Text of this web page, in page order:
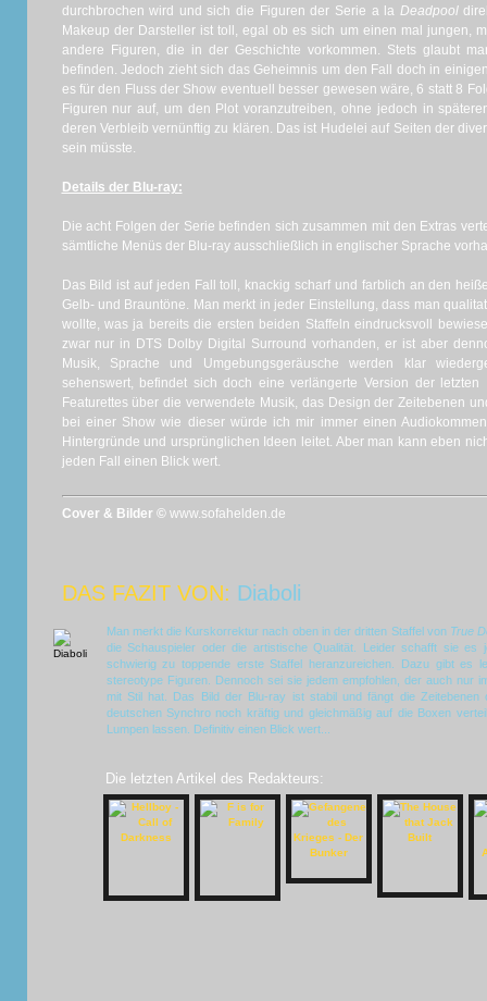
durchbrochen wird und sich die Figuren der Serie a la Deadpool
Makeup der Darsteller ist toll, egal ob es sich um einen mal jungen,
andere Figuren, die in der Geschichte vorkommen. Stets glaubt
befinden. Jedoch zieht sich das Geheimnis um den Fall doch in
es für den Fluss der Show eventuell besser gewesen wäre, 6 statt 8
Figuren nur auf, um den Plot voranzutreiben, ohne jedoch in
deren Verbleib vernünftig zu klären. Das ist Hudelei auf Seiten der
sein müsste.
Details der Blu-ray:
Die acht Folgen der Serie befinden sich zusammen mit den Extras
sämtliche Menüs der Blu-ray ausschließlich in englischer Sprache
Das Bild ist auf jeden Fall toll, knackig scharf und farblich an den
Gelb- und Brauntöne. Man merkt in jeder Einstellung, dass man
wollte, was ja bereits die ersten beiden Staffeln eindrucksvoll
zwar nur in DTS Dolby Digital Surround vorhanden, er ist aber
Musik, Sprache und Umgebungsgeräusche werden klar
sehenswert, befindet sich doch eine verlängerte Version der
Featurettes über die verwendete Musik, das Design der Zeitebenen
bei einer Show wie dieser würde ich mir immer einen
Hintergründe und ursprünglichen Ideen leitet. Aber man kann eben
jeden Fall einen Blick wert.
Cover & Bilder © www.sofahelden.de
DAS FAZIT VON: Diaboli
Man merkt die Kurskorrektur nach oben in der dritten Staffel von True
die Schauspieler oder die artistische Qualität. Leider schafft sie es
schwierig zu toppende erste Staffel heranzureichen. Dazu gibt es
stereotype Figuren. Dennoch sei sie jedem empfohlen, der auch nur
mit Stil hat. Das Bild der Blu-ray ist stabil und fängt die
deutschen Synchro noch kräftig und gleichmäßig auf die Boxen
Lumpen lassen. Definitiv einen Blick wert...
Die letzten Artikel des Redakteurs: